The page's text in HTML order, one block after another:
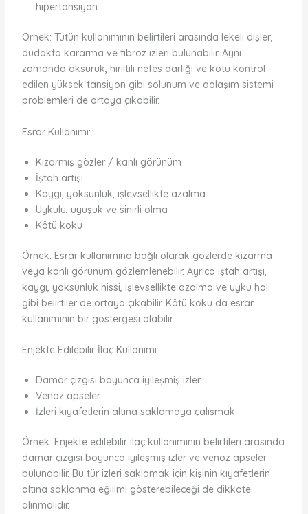
hipertansiyon
Örnek: Tütün kullanımının belirtileri arasında lekeli dişler,
dudakta kararma ve fibroz izleri bulunabilir. Aynı
zamanda öksürük, hırıltılı nefes darlığı ve kötü kontrol
edilen yüksek tansiyon gibi solunum ve dolaşım sistemi
problemleri de ortaya çıkabilir.
Esrar Kullanımı:
Kızarmış gözler / kanlı görünüm
İştah artışı
Kaygı, yoksunluk, işlevsellikte azalma
Uykulu, uyuşuk ve sinirli olma
Kötü koku
Örnek: Esrar kullanımına bağlı olarak gözlerde kızarma
veya kanlı görünüm gözlemlenebilir. Ayrıca iştah artışı,
kaygı, yoksunluk hissi, işlevsellikte azalma ve uyku hali
gibi belirtiler de ortaya çıkabilir. Kötü koku da esrar
kullanımının bir göstergesi olabilir.
Enjekte Edilebilir İlaç Kullanımı:
Damar çizgisi boyunca iyileşmiş izler
Venöz apseler
İzleri kıyafetlerin altına saklamaya çalışmak
Örnek: Enjekte edilebilir ilaç kullanımının belirtileri arasında
damar çizgisi boyunca iyileşmiş izler ve venöz apseler
bulunabilir. Bu tür izleri saklamak için kişinin kıyafetlerin
altına saklanma eğilimi gösterebileceği de dikkate
alınmalıdır.